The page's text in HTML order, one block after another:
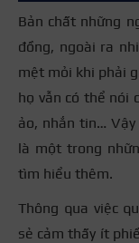
Bản chất những
đồng, ngoài ra
mệt mỏi khi phải
họ vẫn có thể nói
ảo, nhắn tin…
là một trong
tìm hiểu thêm.
Thông qua việc
sẻ cảm thấy ít